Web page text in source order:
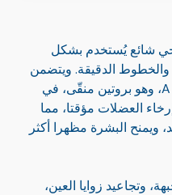
شائع يُستخدم بشكل
الدقيقة. ويتضمن
حقن توكسين البوتولينوم من النوع A، وهو بروتين منقّى، في
العضلات مؤقتا، مما
ويمنح البشرة مظهرا أكثر
وتجاعيد زوايا العين،